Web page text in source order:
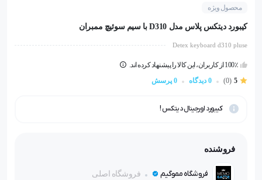
محصول ویژه
کیبورد دیتکس پلاس مدل D310 با سیم سوئیچ ممبران
Detex keyboard d310 pluse
100٪ از کاربران، این کالا را پیشنهاد کرده اند.
5
(0) 0 دیدگاه 0 پرسش
کیبورد اورجینال دیتکس !
فروشنده
فروشگاه مموگیم فروشگاه اصلی